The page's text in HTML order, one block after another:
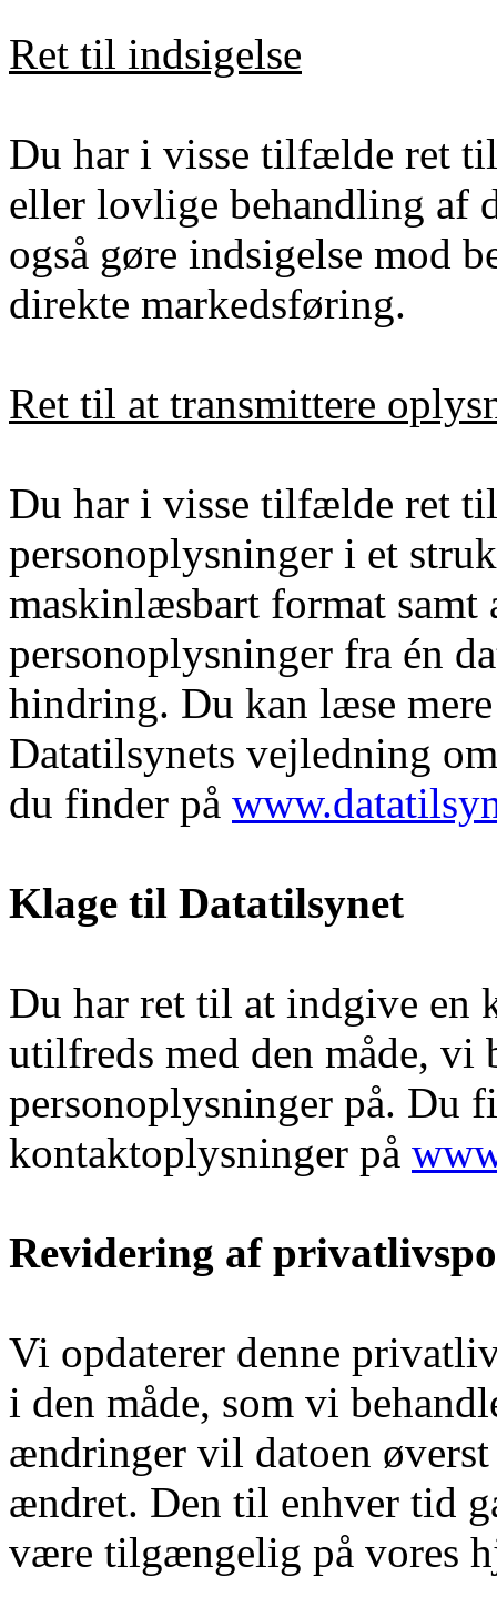
Ret til indsigelse
Du har i visse tilfælde ret
eller lovlige behandling af
også gøre indsigelse mod
direkte markedsføring.
Ret til at transmittere
Du har i visse tilfælde ret
personoplysninger i et
maskinlæsbart format samt
personoplysninger fra én
hindring. Du kan læse
Datatilsynets vejledning
du finder på
Klage til Datatilsynet
Du har ret til at indgive en
utilfreds med den måde, vi
personoplysninger på. Du
kontaktoplysninger på
Revidering af
Vi opdaterer denne
i den måde, som vi
ændringer vil datoen
ændret. Den til enhver tid
være tilgængelig på vores